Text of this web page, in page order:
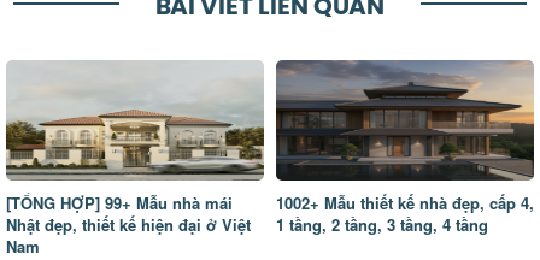
[TỔNG HỢP] 99+ Mẫu nhà mái
Nhật đẹp, thiết kế hiện đại ở Việt
Nam
1002+ Mẫu thiết kế nhà đẹp, cấp 4,
1 tầng, 2 tầng, 3 tầng, 4 tầng